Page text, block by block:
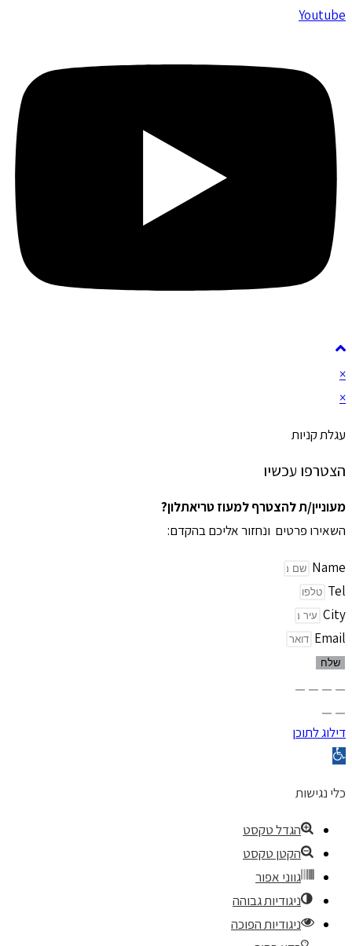
Youtube
×
×
עגלת קניות
הצטרפו עכשיו
מעוניין/ת להצטרף למעוז טריאתלון?
השאירו פרטים ונחזור אליכם בהקדם:
Name
Tel
City
Email
שלח
דילוג לתוכן
פתח
נגישות
כלי נגישות
הגדל טקסט
הקטן טקסט
גווני אפור
ניגודיות גבוהה
ניגודיות הפוכה